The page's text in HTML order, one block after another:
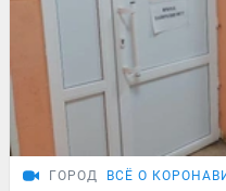
ГОРОД ВСЁ О